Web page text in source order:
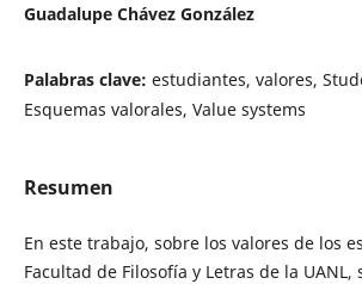
Guadalupe Chávez González
Palabras clave: estudiantes, valores,
Esquemas valorales, Value systems
Resumen
En este trabajo, sobre los valores de los
Facultad de Filosofía y Letras de la UANL,